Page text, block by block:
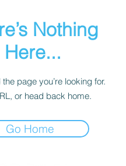
Nothing
Here...
the page you’re looking for.
or head back home.
Go Home